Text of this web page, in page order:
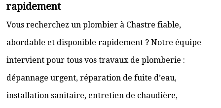
rapidement
Vous recherchez un plombier à Chastre fiable,
abordable et disponible rapidement ? Notre équipe
intervient pour tous vos travaux de plomberie :
dépannage urgent, réparation de fuite d’eau,
installation sanitaire, entretien de chaudière,